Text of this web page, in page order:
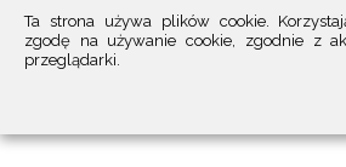
Ta strona używa plików cookie.
zgodę na używanie cookie, zgodnie z
przeglądarki.